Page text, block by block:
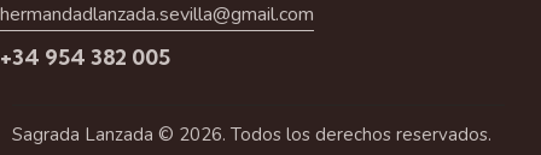
hermandadlanzada.sevilla@gmail.com
+34 954 382 005
Sagrada Lanzada © 2026. Todos los derechos reservados.